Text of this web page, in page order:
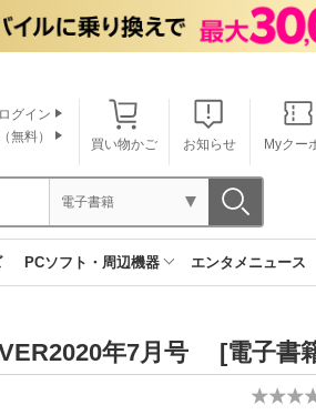
買い物かご お知らせ Myクー
ログイン
無料）
電子書籍
PCソフト・周辺機器 エンタメニュース
年7月号 [電子書